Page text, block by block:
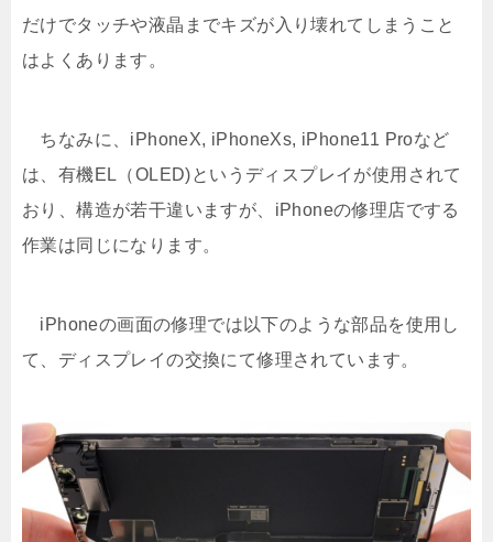
だけでタッチや液晶までキズが入り壊れてしまうこと
はよくあります。
ちなみに、iPhoneX, iPhoneXs, iPhone11 Proなど
は、有機EL（OLED)というディスプレイが使用されて
おり、構造が若干違いますが、iPhoneの修理店でする
作業は同じになります。
iPhoneの画面の修理では以下のような部品を使用し
て、ディスプレイの交換にて修理されています。